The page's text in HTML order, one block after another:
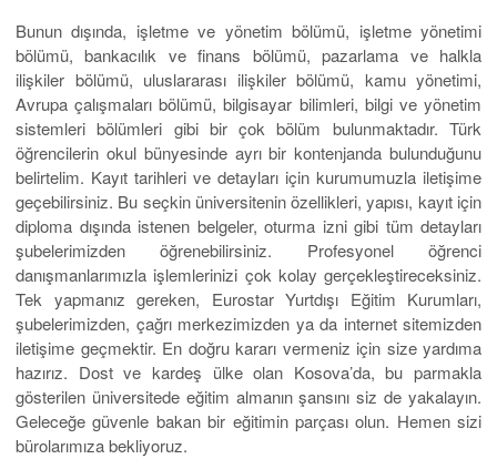
Bunun dışında, işletme ve yönetim bölümü, işletme yönetimi
bölümü, bankacılık ve finans bölümü, pazarlama ve halkla
ilişkiler bölümü, uluslararası ilişkiler bölümü, kamu yönetimi,
Avrupa çalışmaları bölümü, bilgisayar bilimleri, bilgi ve yönetim
sistemleri bölümleri gibi bir çok bölüm bulunmaktadır. Türk
öğrencilerin okul bünyesinde ayrı bir kontenjanda bulunduğunu
belirtelim. Kayıt tarihleri ve detayları için kurumumuzla iletişime
geçebilirsiniz. Bu seçkin üniversitenin özellikleri, yapısı, kayıt için
diploma dışında istenen belgeler, oturma izni gibi tüm detayları
şubelerimizden öğrenebilirsiniz. Profesyonel öğrenci
danışmanlarımızla işlemlerinizi çok kolay gerçekleştireceksiniz.
Tek yapmanız gereken, Eurostar Yurtdışı Eğitim Kurumları,
şubelerimizden, çağrı merkezimizden ya da internet sitemizden
iletişime geçmektir. En doğru kararı vermeniz için size yardıma
hazırız. Dost ve kardeş ülke olan Kosova’da, bu parmakla
gösterilen üniversitede eğitim almanın şansını siz de yakalayın.
Geleceğe güvenle bakan bir eğitimin parçası olun. Hemen sizi
bürolarımıza bekliyoruz.